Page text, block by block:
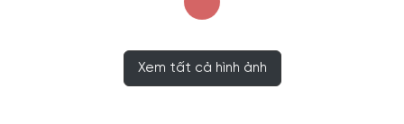
Xem tất cả hình ảnh